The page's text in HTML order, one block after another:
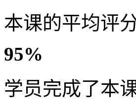
本课的平均评
95%
学员完成了本